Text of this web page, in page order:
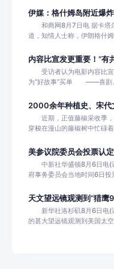
伊媒：格什姆岛附近爆
和商网8月7日电 据卡塔
道，知情人士称，伊朗格什
内容比宣发更重要！“有
受访者认为电影内容比
为“好故事”买单 ——喜剧
2000余年种植史、宋代
近期，正值藤椒采收季，
穿梭在漫山的藤椒树中忙碌
美参议院委员会投票认
中新社华盛顿8月6日电(
府事务委员会当地时间6日投
天文望远镜观测到“猎鹰
新华社洛杉矶8月6日电(
的甚大望远镜观测到美国太